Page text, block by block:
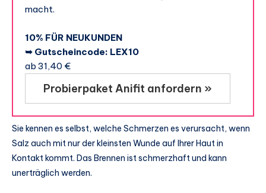
macht.
10% FÜR NEUKUNDEN
➥ Gutscheincode: LEX10
ab 31,40 €
Probierpaket Anifit anfordern »
Sie kennen es selbst, welche Schmerzen es verursacht, wenn
Salz auch mit nur der kleinsten Wunde auf Ihrer Haut in
Kontakt kommt. Das Brennen ist schmerzhaft und kann
unerträglich werden.